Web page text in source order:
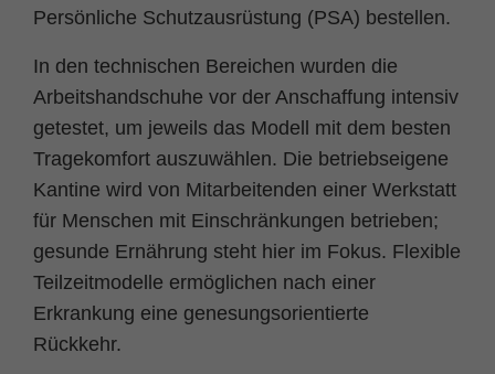
Persönliche Schutzausrüstung (PSA) bestellen.
In den technischen Bereichen wurden die
Arbeitshandschuhe vor der Anschaffung intensiv
getestet, um jeweils das Modell mit dem besten
Tragekomfort auszuwählen. Die betriebseigene
Kantine wird von Mitarbeitenden einer Werkstatt
für Menschen mit Einschränkungen betrieben;
gesunde Ernährung steht hier im Fokus. Flexible
Teilzeitmodelle ermöglichen nach einer
Erkrankung eine genesungsorientierte
Rückkehr.